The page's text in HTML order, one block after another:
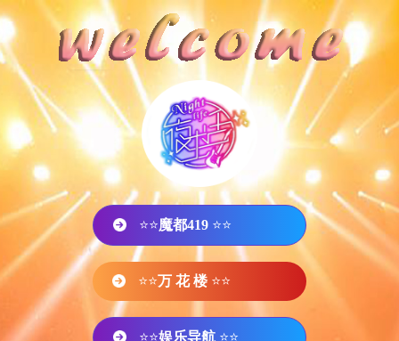
⭐⭐魔都419 ⭐⭐
⭐⭐万 花 楼 ⭐⭐
⭐⭐娱乐导航 ⭐⭐